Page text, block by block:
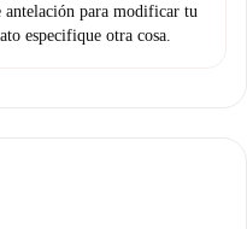
antelación para modificar tu
especifique otra cosa.